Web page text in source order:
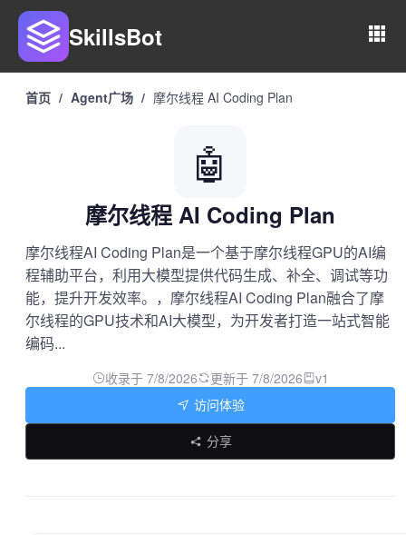
SkillsBot
首页 / Agent广场 / 摩尔线程 AI Coding Plan
🤖
摩尔线程 AI Coding Plan
摩尔线程AI Coding Plan是一个基于摩尔线程GPU的AI编
程辅助平台，利用大模型提供代码生成、补全、调试等功
能，提升开发效率。，摩尔线程AI Coding Plan融合了摩
尔线程的GPU技术和AI大模型，为开发者打造一站式智能
编码...
收录于 7/8/2026 更新于 7/8/2026 v1
访问体验
分享